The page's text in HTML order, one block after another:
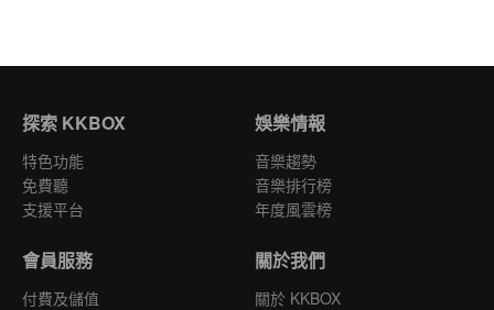
探索 KKBOX
特色功能
免費聽
支援平台
娛樂情報
音樂趨勢
音樂排行榜
年度風雲榜
會員服務
付費及儲值
關於我們
關於 KKBOX